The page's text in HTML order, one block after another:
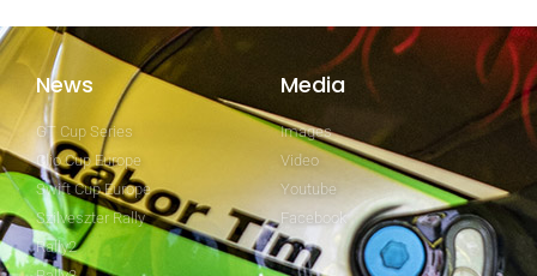
News
GT Cup Series
Clio Cup Europe
Swift Cup Europe
Szilveszter Rally
Rally2
Media
Images
Video
Youtube
Facebook